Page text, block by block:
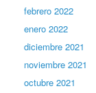
febrero 2022
enero 2022
diciembre 2021
noviembre 2021
octubre 2021